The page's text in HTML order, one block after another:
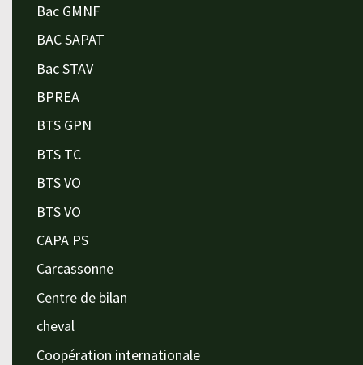
Bac GMNF
BAC SAPAT
Bac STAV
BPREA
BTS GPN
BTS TC
BTS VO
BTS VO
CAPA PS
Carcassonne
Centre de bilan
cheval
Coopération internationale